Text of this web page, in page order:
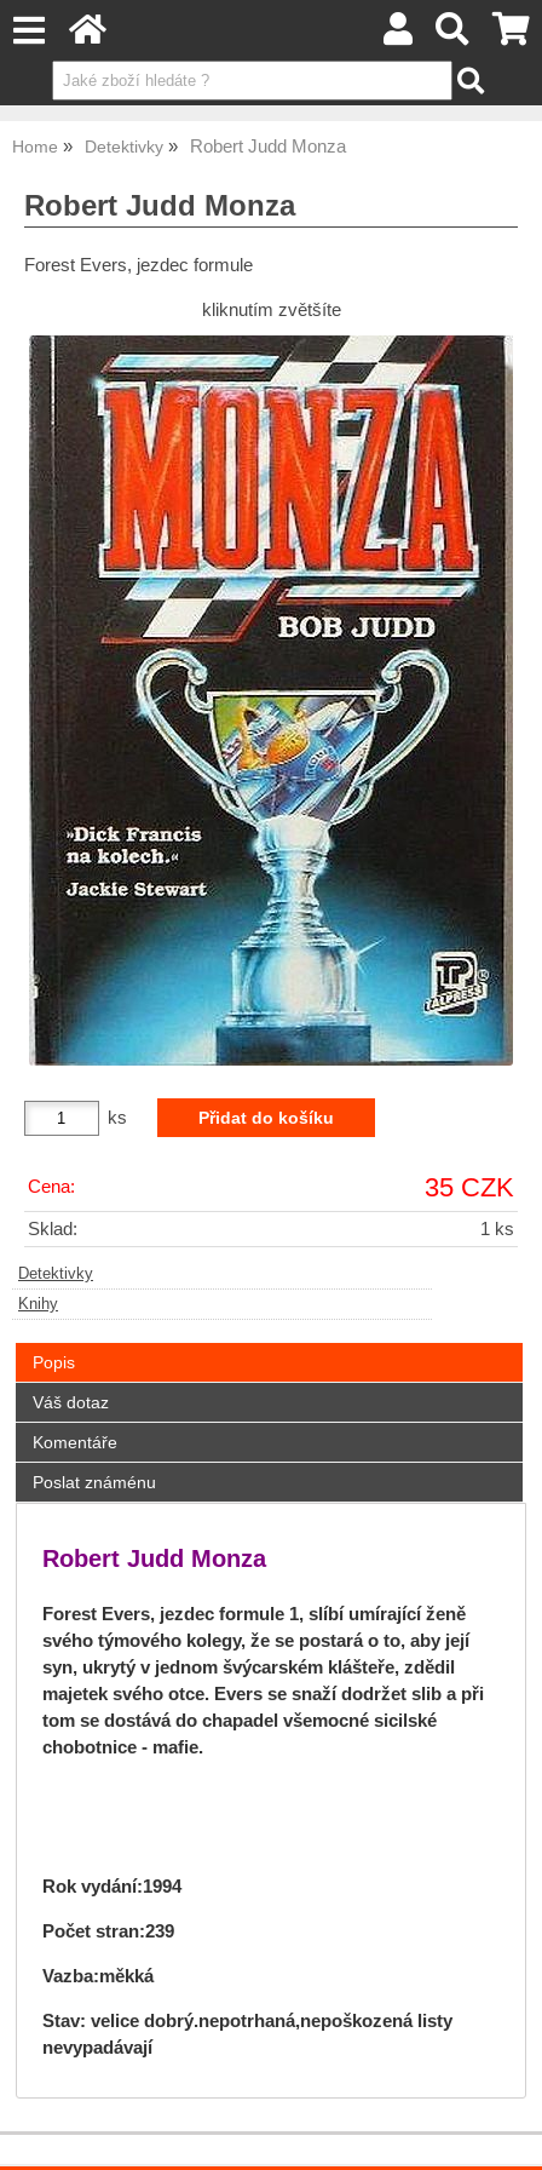
Home Detektivky Robert Judd Monza
Robert Judd Monza
Forest Evers, jezdec formule
kliknutím zvětšíte
ks
Cena: 35 CZK
Sklad: 1 ks
Detektivky
Knihy
Popis
Váš dotaz
Komentáře
Poslat známénu
Robert Judd Monza
Forest Evers, jezdec formule 1, slíbí umírající ženě
svého týmového kolegy, že se postará o to, aby její
syn, ukrytý v jednom švýcarském klášteře, zdědil
majetek svého otce. Evers se snaží dodržet slib a při
tom se dostává do chapadel všemocné sicilské
chobotnice - mafie.
Rok vydání:1994
Počet stran:239
Vazba:měkká
Stav: velice dobrý.nepotrhaná,nepoškozená listy
nevypadávají